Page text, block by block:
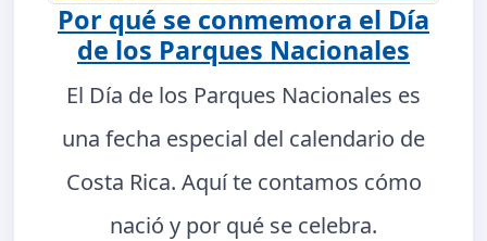
Por qué se conmemora el Día
de los Parques Nacionales
El Día de los Parques Nacionales es
una fecha especial del calendario de
Costa Rica. Aquí te contamos cómo
nació y por qué se celebra.